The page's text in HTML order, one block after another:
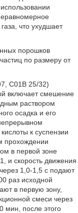
что ухудшает
порошков
по размеру от
С01В 25/32)
включает смешение
раствором
осадка и его
к суспензии
прохождении
в первой зоне
и скорость движения
1,0-1,5 с подают
раз исходной
в первую зону,
смеси через
мин, после этого